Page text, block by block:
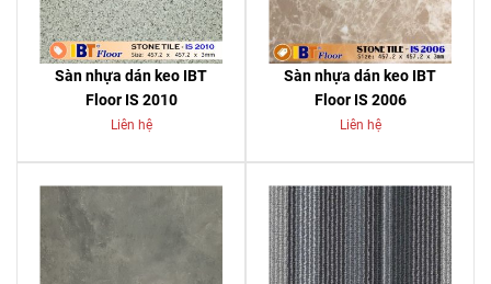
Sàn nhựa dán keo IBT
Floor IS 2010
Liên hệ
Sàn nhựa dán keo IBT
Floor IS 2006
Liên hệ